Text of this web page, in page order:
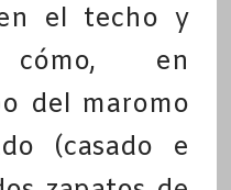
el techo y
cómo, en
del maromo
(casado e